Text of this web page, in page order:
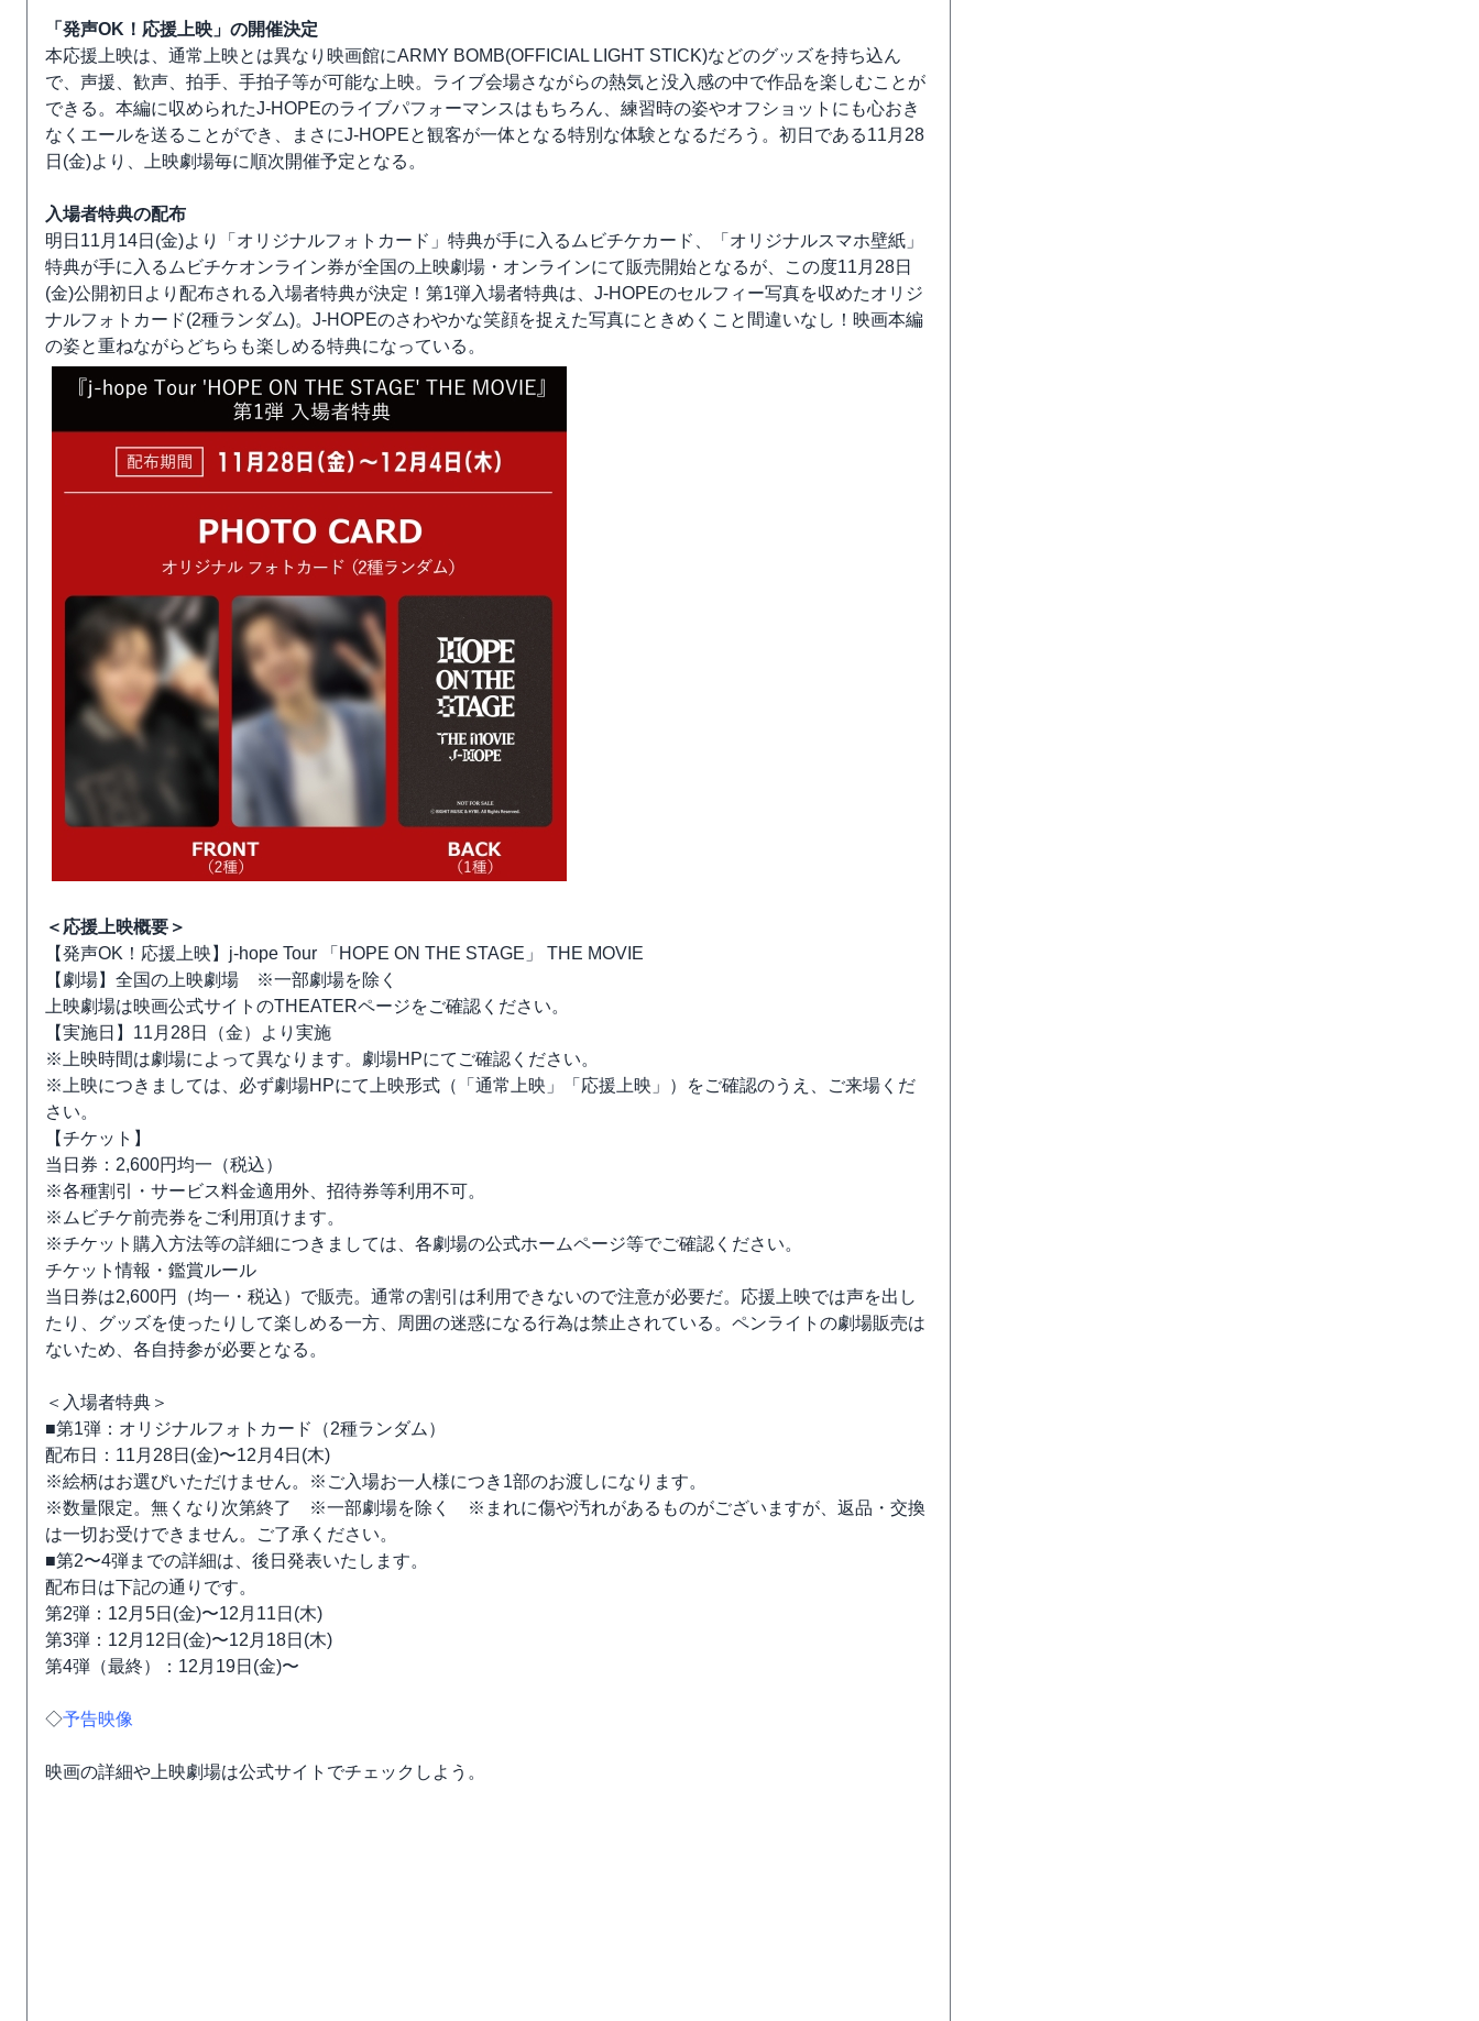
「発声OK！応援上映」の開催決定
本応援上映は、通常上映とは異なり映画館にARMY BOMB(OFFICIAL LIGHT STICK)などのグッズを持ち込ん
で、声援、歓声、拍手、手拍子等が可能な上映。ライブ会場さながらの熱気と没入感の中で作品を楽しむことが
できる。本編に収められたJ-HOPEのライブパフォーマンスはもちろん、練習時の姿やオフショットにも心おき
なくエールを送ることができ、まさにJ-HOPEと観客が一体となる特別な体験となるだろう。初日である11月28
日(金)より、上映劇場毎に順次開催予定となる。
入場者特典の配布
明日11月14日(金)より「オリジナルフォトカード」特典が手に入るムビチケカード、「オリジナルスマホ壁紙」
特典が手に入るムビチケオンライン券が全国の上映劇場・オンラインにて販売開始となるが、この度11月28日
(金)公開初日より配布される入場者特典が決定！第1弾入場者特典は、J-HOPEのセルフィー写真を収めたオリジ
ナルフォトカード(2種ランダム)。J-HOPEのさわやかな笑顔を捉えた写真にときめくこと間違いなし！映画本編
の姿と重ねながらどちらも楽しめる特典になっている。
＜応援上映概要＞
【発声OK！応援上映】j-hope Tour 「HOPE ON THE STAGE」 THE MOVIE
【劇場】全国の上映劇場 ※一部劇場を除く
上映劇場は映画公式サイトのTHEATERページをご確認ください。
【実施日】11月28日（金）より実施
※上映時間は劇場によって異なります。劇場HPにてご確認ください。
※上映につきましては、必ず劇場HPにて上映形式（「通常上映」「応援上映」）をご確認のうえ、ご来場くだ
さい。
【チケット】
当日券：2,600円均一（税込）
※各種割引・サービス料金適用外、招待券等利用不可。
※ムビチケ前売券をご利用頂けます。
※チケット購入方法等の詳細につきましては、各劇場の公式ホームページ等でご確認ください。
チケット情報・鑑賞ルール
当日券は2,600円（均一・税込）で販売。通常の割引は利用できないので注意が必要だ。応援上映では声を出し
たり、グッズを使ったりして楽しめる一方、周囲の迷惑になる行為は禁止されている。ペンライトの劇場販売は
ないため、各自持参が必要となる。
＜入場者特典＞
■第1弾：オリジナルフォトカード（2種ランダム）
配布日：11月28日(金)〜12月4日(木)
※絵柄はお選びいただけません。※ご入場お一人様につき1部のお渡しになります。
※数量限定。無くなり次第終了 ※一部劇場を除く ※まれに傷や汚れがあるものがございますが、返品・交換
は一切お受けできません。ご了承ください。
■第2〜4弾までの詳細は、後日発表いたします。
配布日は下記の通りです。
第2弾：12月5日(金)〜12月11日(木)
第3弾：12月12日(金)〜12月18日(木)
第4弾（最終）：12月19日(金)〜
◇予告映像
映画の詳細や上映劇場は公式サイトでチェックしよう。